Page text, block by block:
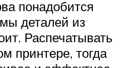
понадобится
деталей из
Распечатывать
принтере, тогда